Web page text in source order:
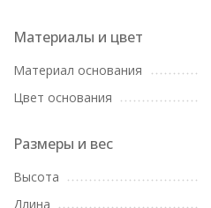
Материалы и цвет
Материал основания
Цвет основания
Размеры и вес
Высота
Длина